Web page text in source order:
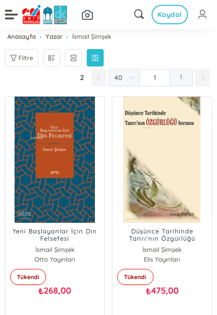
Kaydol
Anasayfa Yazar İsmail Şimşek
Filtre
2 1
Yeni Başlayanlar İçin Din
Felsefesi
İsmail Şimşek
Otto Yayınları
Tükendi
₺268,00
Düşünce Tarihinde
Tanrı'nın Özgürlüğü
Sorunu
İsmail Şimşek
Elis Yayınları
Tükendi
₺475,00